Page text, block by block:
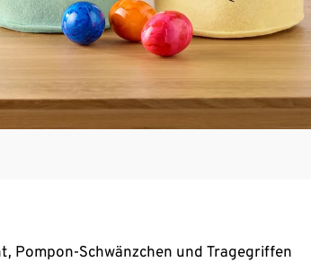
Pompon-Schwänzchen und Tragegriffen